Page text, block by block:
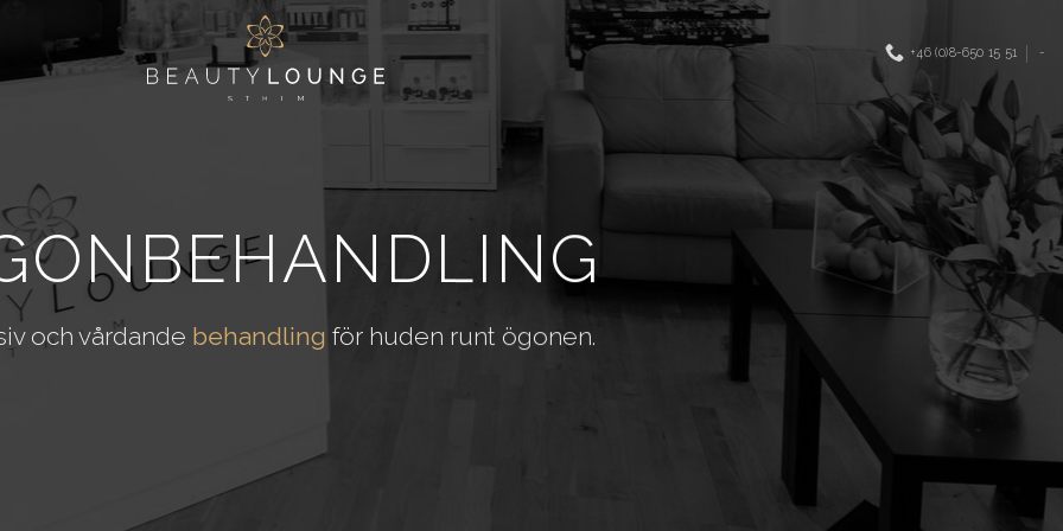
+46 (0)8-650 15 51 -
och vårdande behandling för huden runt ögonen.